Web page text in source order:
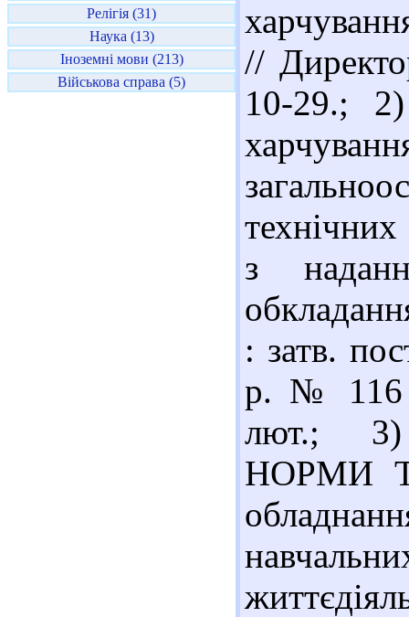
Релігія (31)
Наука (13)
Іноземні мови (213)
Військова справа (5)
//
10-29.;
з
: затв.
р. № 116
лют.;
НОРМИ